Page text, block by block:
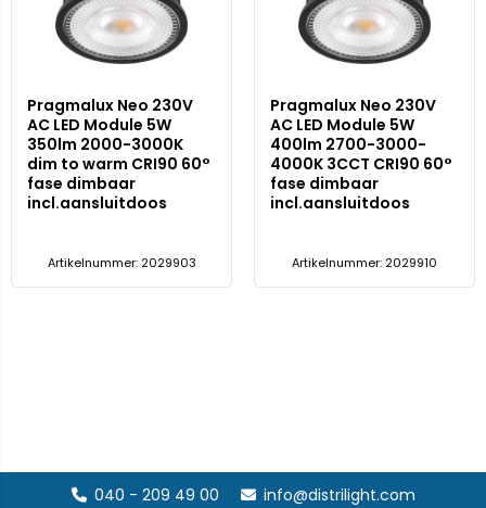
Pragmalux Neo 230V
AC LED Module 5W
350lm 2000-3000K
dim to warm CRI90 60°
fase dimbaar
incl.aansluitdoos
Artikelnummer: 2029903
Pragmalux Neo 230V
AC LED Module 5W
400lm 2700-3000-
4000K 3CCT CRI90 60°
fase dimbaar
incl.aansluitdoos
Artikelnummer: 2029910
040 - 209 49 00 info@distrilight.com